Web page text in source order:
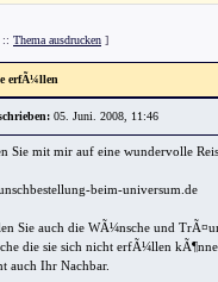
:: Thema ausdrucken ]
erfÃ¼llen
05. Juni. 2008, 11:46
Sie mit mir auf eine wundervolle
beim-universum.de
Sie auch die WÃ¼nsche und
die sie sich nicht erfÃ¼llen
auch Ihr Nachbar.